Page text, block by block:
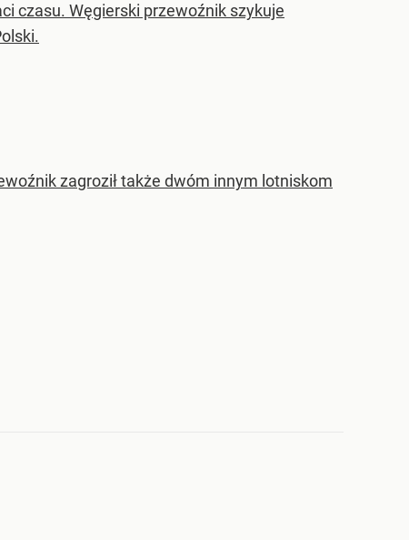
czasu. Węgierski przewoźnik szykuje
zagroził także dwóm innym lotniskom